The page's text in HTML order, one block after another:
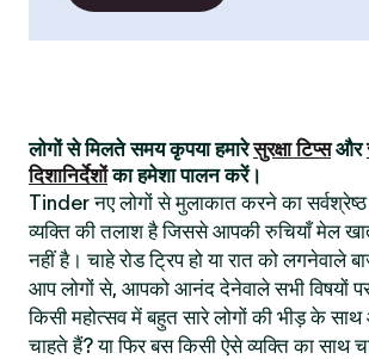
लोगों से मिलते समय कृपया हमारेसुरक्षा टिप्सऔर
दिशानिर्देशोंका हमेशा पालन करें।
Tinder नए लोगों से मुलाकात करने का
व्यक्ति की तलाश है जिससे आपकी रुचियाँ मेल
नहीं है। चाहे रोड ट्रिप हो या रात को लगनेवाले
आप लोगों से, आपको आनंद देनेवाले सभी विषयों
किसी महोत्सव में बहुत सारे लोगों की भीड़ के
चाहते हैं? या फिर बस किसी ऐसे व्यक्ति का साथ